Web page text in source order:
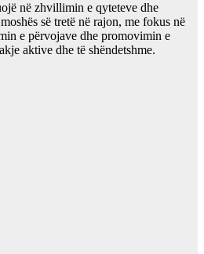
në zhvillimin e qyteteve dhe
së tretë në rajon, me fokus në
e përvojave dhe promovimin e
aktive dhe të shëndetshme.